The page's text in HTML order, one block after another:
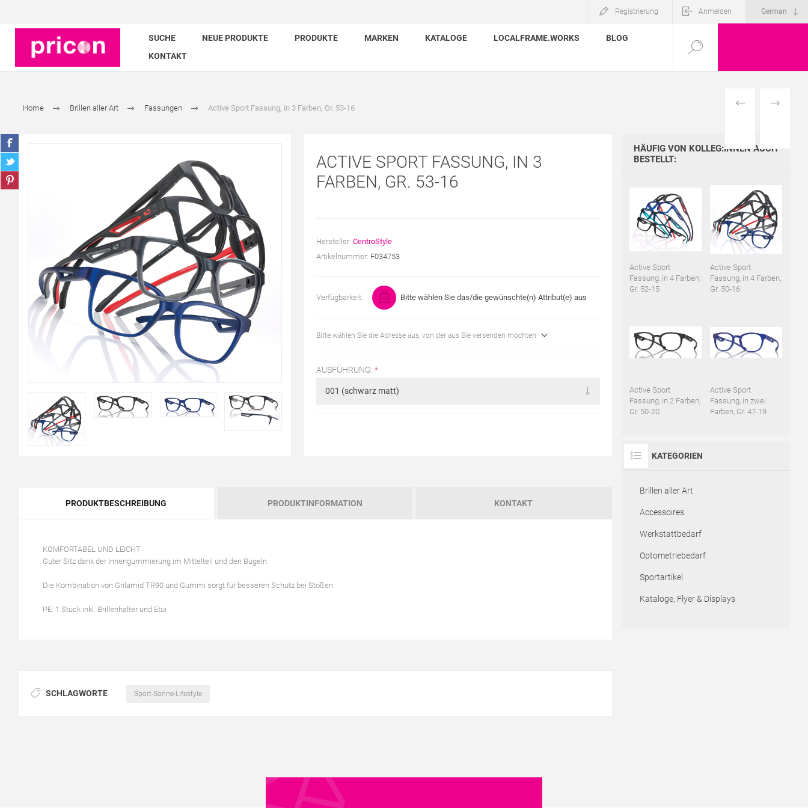
Registrierung Anmelden
SUCHE NEUE PRODUKTE PRODUKTE MARKEN KATALOGE LOCALFRAME.WORKS
BLOG
KONTAKT
Home Brillen aller Art Fassungen Active Sport Fassung, in 3 Farben, Gr. 53-16 VORHERIGES
ACTIVE SPORT FASSUNG, IN 3
FARBEN, GR. 53-16
Hersteller: CentroStyle
Artikelnummer: F034753
Verfügbarkeit: Bitte wählen Sie das/die gewünschte(n) Attribut(e) aus
Bitte wählen Sie die Adresse aus, von der aus Sie versenden möchten
AUSFÜHRUNG: *
PRODUKTBESCHREIBUNG PRODUKTINFORMATION KONTAKT
KOMFORTABEL UND LEICHT
Guter Sitz dank der Innengummierung im Mittelteil und den Bügeln
Die Kombination von Grilamid TR90 und Gummi sorgt für besseren Schutz bei Stößen
PE: 1 Stück inkl. Brillenhalter und Etui
SCHLAGWORTE Sport-Sonne-Lifestyle
HÄUFIG VON KOLLEG:INNEN AUCH
BESTELLT:
Active Sport
Fassung, in 4 Farben,
Gr. 52-15
Active Sport
Fassung, in 4 Farben,
Gr. 50-16
Active Sport
Fassung, in 2 Farben,
Gr. 50-20
Active Sport
Fassung, in zwei
Farben, Gr. 47-19
KATEGORIEN
Brillen aller Art
Accessoires
Werkstattbedarf
Optometriebedarf
Sportartikel
Kataloge, Flyer & Displays